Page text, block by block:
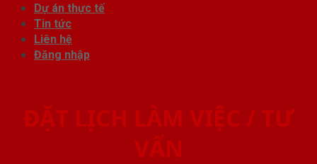
Dự án thực tế
Tin tức
Liên hệ
Đăng nhập
ĐẶT LỊCH LÀM VIỆC / TƯ
VẤN